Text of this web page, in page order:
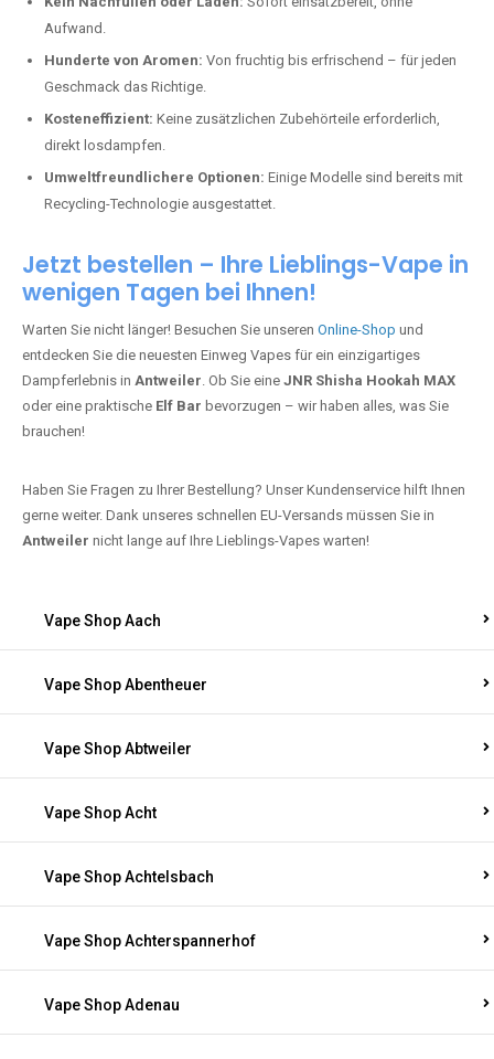
Aufwand.
Hunderte von Aromen: Von fruchtig bis erfrischend – für jeden
Geschmack das Richtige.
Kosteneffizient: Keine zusätzlichen Zubehörteile erforderlich,
direkt losdampfen.
Umweltfreundlichere Optionen: Einige Modelle sind bereits mit
Recycling-Technologie ausgestattet.
Jetzt bestellen – Ihre Lieblings-Vape in
wenigen Tagen bei Ihnen!
Warten Sie nicht länger! Besuchen Sie unseren Online-Shop und
entdecken Sie die neuesten Einweg Vapes für ein einzigartiges
Dampferlebnis in Antweiler. Ob Sie eine JNR Shisha Hookah MAX
oder eine praktische Elf Bar bevorzugen – wir haben alles, was Sie
brauchen!
Haben Sie Fragen zu Ihrer Bestellung? Unser Kundenservice hilft Ihnen
gerne weiter. Dank unseres schnellen EU-Versands müssen Sie in
Antweiler nicht lange auf Ihre Lieblings-Vapes warten!
Vape Shop Aach
Vape Shop Abentheuer
Vape Shop Abtweiler
Vape Shop Acht
Vape Shop Achtelsbach
Vape Shop Achterspannerhof
Vape Shop Adenau